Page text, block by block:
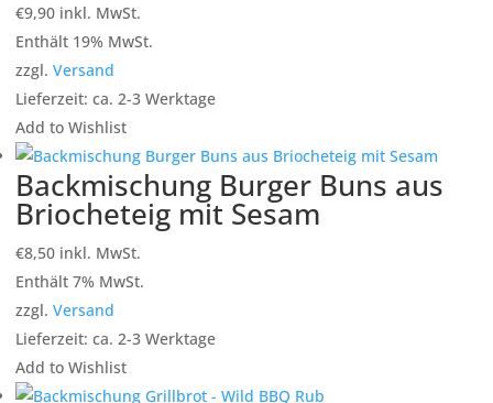
€9,90 inkl. MwSt.
Enthält 19% MwSt.
zzgl. Versand
Lieferzeit: ca. 2-3 Werktage
Add to Wishlist
Backmischung Burger Buns aus
Briocheteig mit Sesam
€8,50 inkl. MwSt.
Enthält 7% MwSt.
zzgl. Versand
Lieferzeit: ca. 2-3 Werktage
Add to Wishlist